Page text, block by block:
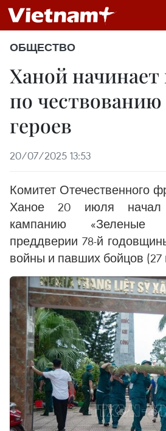
ОБЩЕСТВО
Ханой
по
героев
20/07/2025 13:53
Комитет Отечественного
Ханое 20 июля начал
кампанию
преддверии 78-й
войны и павших бойцов